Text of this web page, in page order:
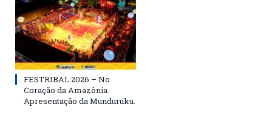
FESTRIBAL 2026 – No
Coração da Amazônia.
Apresentação da Munduruku.